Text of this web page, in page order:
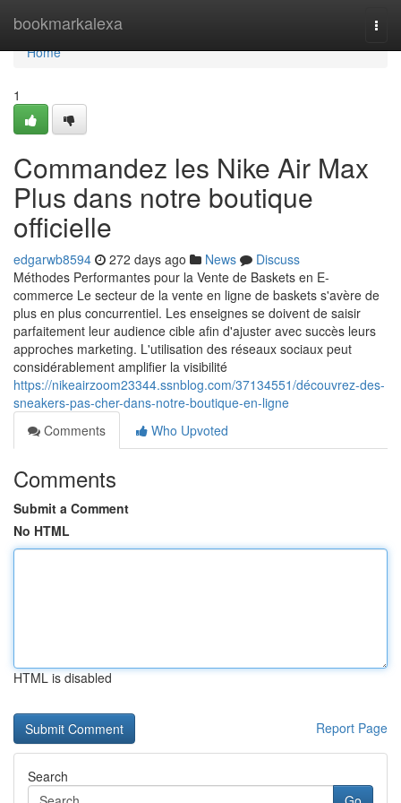
bookmarkalexa
Home
Home
1
Commandez les Nike Air Max
Plus dans notre boutique
officielle
edgarwb8594 272 days ago News
Discuss
Méthodes Performantes pour la Vente de Baskets en E-
commerce Le secteur de la vente en ligne de baskets s'avère de
plus en plus concurrentiel. Les enseignes se doivent de saisir
parfaitement leur audience cible afin d'ajuster avec succès leurs
approches marketing. L'utilisation des réseaux sociaux peut
considérablement amplifier la visibilité
https://nikeairzoom23344.ssnblog.com/37134551/découvrez-des-
sneakers-pas-cher-dans-notre-boutique-en-ligne
Comments
Who Upvoted
Comments
Submit a Comment
No HTML
HTML is disabled
Report Page
Search